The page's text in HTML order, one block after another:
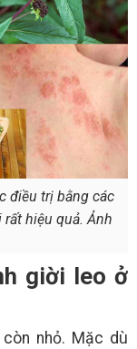
điều trị bằng các
hiệu quả. Ảnh
giời leo ở
nhỏ. Mặc dù